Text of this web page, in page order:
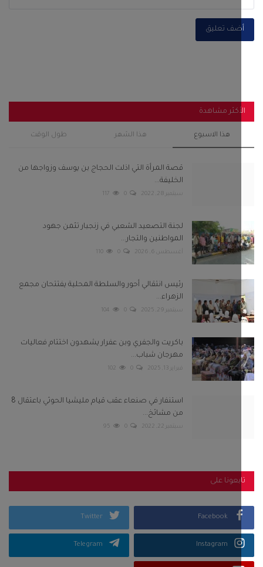
تعليق
مشاهدة
هذا الاسبوع هذا الشهر طول الوقت
قصة المرأة التي اذلت الحجاج بن يوسف وزواجها من
الخليفة...
0
117
لجنة التصعيد الشعبي في زنجبار تثمن جهود
المواطنين والتجار...
أغسطس 6, 2026 0
110
رئيس انتقالي أحور والسلطة المحلية يفتتحان مجمع
الزهراء...
سبتمبر 29, 2025 0
104
باكريت والجفري وبن عفرار يشهدون اختتام فعاليات
مهرجان شباب...
فبراير 13, 2025 0
102
استنفار في صنعاء عقب قيام مليشيا الحوثي باعتقال 8
من مشائخ...
0
95
على
Facebook
Twitter
Instagram
Telegram